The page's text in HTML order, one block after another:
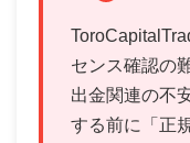
センス確認の
出金関連の不
する前に「正